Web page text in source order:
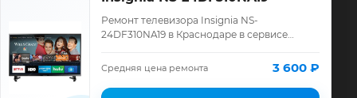
Ремонт телевизора Insignia NS-
24DF310NA19 в Краснодаре в сервисе
Insignia, смета до ремонта, запчасти и
Средняя цена ремонта 3 600 ₽